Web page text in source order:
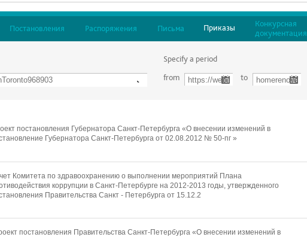
Постановления Распоряжения Письма Приказы
Конкурсная
документация
Specify a period
from
to
постановления Губернатора Санкт-Петербурга «О внесении изменений в
Губернатора Санкт-Петербурга от 02.08.2012 № 50-пг »
Комитета по здравоохранению о выполнении мероприятий Плана
коррупции в Санкт-Петербурге на 2012-2013 годы, утвержденного
Правительства Санкт - Петербурга от 15.12.2
постановления Правительства Санкт-Петербурга «О внесении изменений в